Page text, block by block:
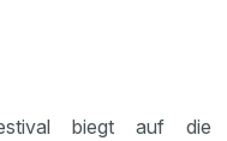
biegt auf die